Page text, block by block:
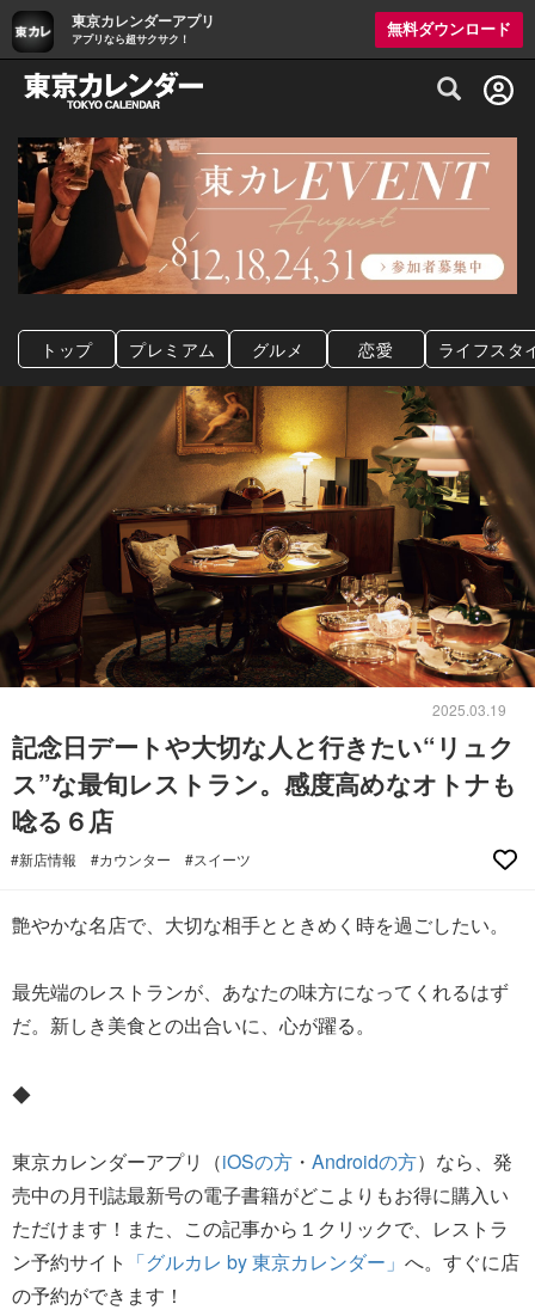
東京カレンダーアプリ
アプリなら超サクサク！
無料ダウンロード
グルメ情報・プレミアムレストラン予約
トップ プレミアム グルメ 恋愛 ライフスタ
2025.03.19
記念日デートや大切な人と行きたい“リュク
ス”な最旬レストラン。感度高めなオトナも
唸る６店
#新店情報 #カウンター #スイーツ
艶やかな名店で、大切な相手とときめく時を過ごしたい。
最先端のレストランが、あなたの味方になってくれるはず
だ。新しき美食との出合いに、心が躍る。
◆
東京カレンダーアプリ（iOSの方 ・ Androidの方）なら、発
売中の月刊誌最新号の電子書籍がどこよりもお得に購入い
ただけます！また、この記事から１クリックで、レストラ
ン予約サイト 「グルカレ by 東京カレンダー」 へ。すぐに店
の予約ができます！